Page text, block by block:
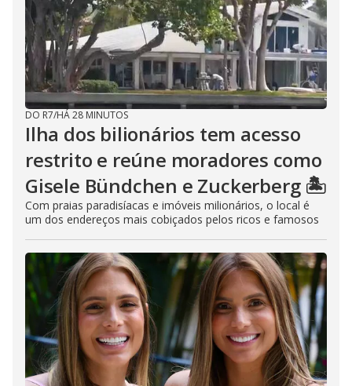
DO R7/HÁ 28 MINUTOS
Ilha dos bilionários tem acesso
restrito e reúne moradores como
Gisele Bündchen e Zuckerberg 🏝️
Com praias paradisíacas e imóveis milionários, o local é
um dos endereços mais cobiçados pelos ricos e famosos